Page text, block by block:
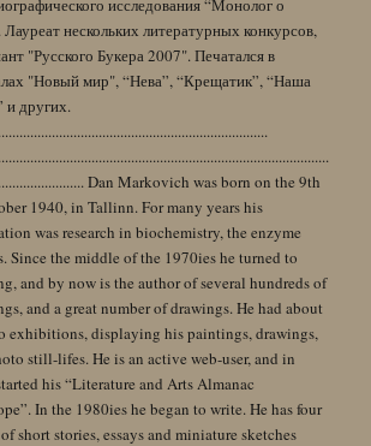
исследования “Монолог о
Лауреат нескольких литературных конкурсов,
"Русского Букера 2007". Печатался в
"Новый мир", “Нева”, “Крещатик”, “Наша
и других.
Dan Markovich was born on the 9th
1940, in Tallinn. For many years his
was research in biochemistry, the enzyme
Since the middle of the 1970ies he turned to
and by now is the author of several hundreds of
and a great number of drawings. He had about
exhibitions, displaying his paintings, drawings,
still-lifes. He is an active web-user, and in
his “Literature and Arts Almanac
In the 1980ies he began to write. He has four
short stories, essays and miniature sketches